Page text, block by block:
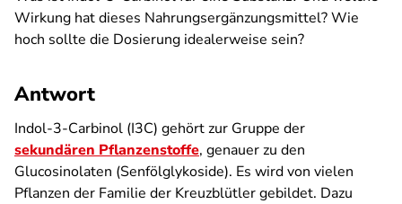
Wirkung hat dieses Nahrungsergänzungsmittel? Wie
hoch sollte die Dosierung idealerweise sein?
Antwort
Indol-3-Carbinol (I3C) gehört zur Gruppe der
sekundären Pflanzenstoffe, genauer zu den
Glucosinolaten (Senfölglykoside). Es wird von vielen
Pflanzen der Familie der Kreuzblütler gebildet. Dazu